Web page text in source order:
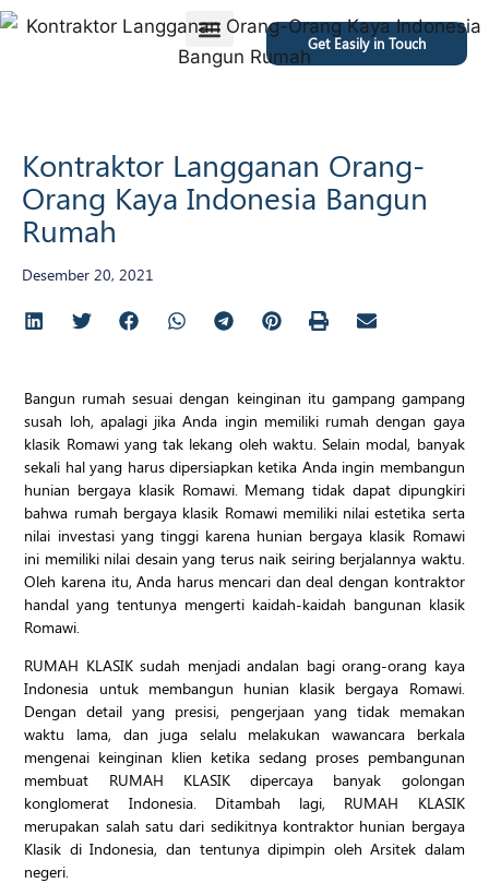
Get Easily in Touch
Kontraktor Langganan Orang-
Orang Kaya Indonesia Bangun
Rumah
Desember 20, 2021
Bangun rumah sesuai dengan keinginan itu gampang gampang
susah loh, apalagi jika Anda ingin memiliki rumah dengan gaya
klasik Romawi yang tak lekang oleh waktu. Selain modal, banyak
sekali hal yang harus dipersiapkan ketika Anda ingin membangun
hunian bergaya klasik Romawi. Memang tidak dapat dipungkiri
bahwa rumah bergaya klasik Romawi memiliki nilai estetika serta
nilai investasi yang tinggi karena hunian bergaya klasik Romawi
ini memiliki nilai desain yang terus naik seiring berjalannya waktu.
Oleh karena itu, Anda harus mencari dan deal dengan kontraktor
handal yang tentunya mengerti kaidah-kaidah bangunan klasik
Romawi.
RUMAH KLASIK sudah menjadi andalan bagi orang-orang kaya
Indonesia untuk membangun hunian klasik bergaya Romawi.
Dengan detail yang presisi, pengerjaan yang tidak memakan
waktu lama, dan juga selalu melakukan wawancara berkala
mengenai keinginan klien ketika sedang proses pembangunan
membuat RUMAH KLASIK dipercaya banyak golongan
konglomerat Indonesia. Ditambah lagi, RUMAH KLASIK
merupakan salah satu dari sedikitnya kontraktor hunian bergaya
Klasik di Indonesia, dan tentunya dipimpin oleh Arsitek dalam
negeri.